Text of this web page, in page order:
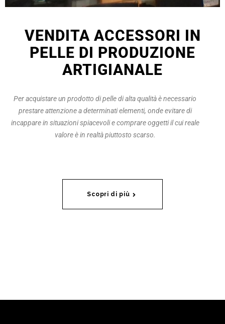
VENDITA ACCESSORI IN
PELLE DI PRODUZIONE
ARTIGIANALE
Per acquistare un prodotto di pelle di alta qualità è necessario
prestare attenzione a determinati elementi, onde evitare di
incappare in situazioni spiacevoli e comprare oggetti il cui reale
valore è in realtà piuttosto scarso.
Scopri di più